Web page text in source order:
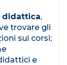
didattica,
trovare gli
sui corsi;
e